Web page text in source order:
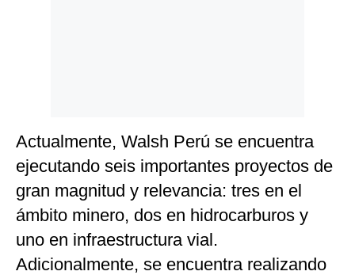
Actualmente, Walsh Perú se encuentra
ejecutando seis importantes proyectos de
gran magnitud y relevancia: tres en el
ámbito minero, dos en hidrocarburos y
uno en infraestructura vial.
Adicionalmente, se encuentra realizando